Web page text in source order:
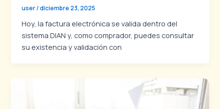
user/diciembre 23, 2025
Hoy, la factura electrónica se valida dentro del
sistema DIAN y, como comprador, puedes consultar
su existencia y validación con